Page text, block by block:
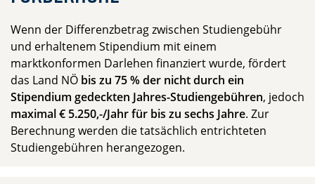
Wenn der Differenzbetrag zwischen Studiengebühr
und erhaltenem Stipendium mit einem
marktkonformen Darlehen finanziert wurde, fördert
das Land NÖ bis zu 75 % der nicht durch ein
Stipendium gedeckten Jahres-Studiengebühren, jedoch
maximal € 5.250,-/Jahr für bis zu sechs Jahre. Zur
Berechnung werden die tatsächlich entrichteten
Studiengebühren herangezogen.